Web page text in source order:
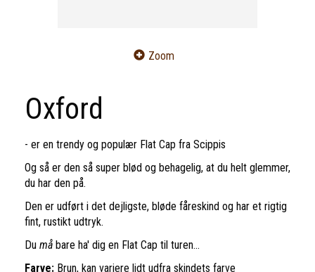
Zoom
Oxford
- er en trendy og populær Flat Cap fra Scippis
Og så er den så super blød og behagelig, at du helt glemmer,
du har den på.
Den er udført i det dejligste, bløde fåreskind og har et rigtig
fint, rustikt udtryk.
Du må bare ha' dig en Flat Cap til turen...
Farve: Brun, kan variere lidt udfra skindets farve